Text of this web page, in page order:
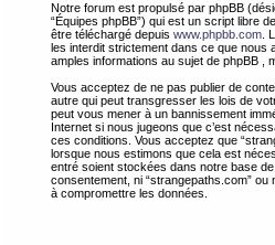
Notre forum est propulsé par phpBB
“Équipes phpBB”) qui est un script libre
être téléchargé depuis www.phpbb.com .
les interdit strictement dans ce que nous
amples informations au sujet de phpBB ,
Vous acceptez de ne pas publier de
autre qui peut transgresser les lois de
peut vous mener à un bannissement
Internet si nous jugeons que c’est
ces conditions. Vous acceptez que
lorsque nous estimons que cela est
entré soient stockées dans notre base
consentement, ni “strangepaths.com”
à compromettre les données.